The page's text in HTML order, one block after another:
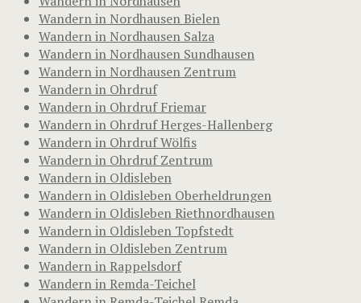
Wandern in Nordhausen Bielen
Wandern in Nordhausen Salza
Wandern in Nordhausen Sundhausen
Wandern in Nordhausen Zentrum
Wandern in Ohrdruf
Wandern in Ohrdruf Friemar
Wandern in Ohrdruf Herges-Hallenberg
Wandern in Ohrdruf Wölfis
Wandern in Ohrdruf Zentrum
Wandern in Oldisleben
Wandern in Oldisleben Oberheldrungen
Wandern in Oldisleben Riethnordhausen
Wandern in Oldisleben Topfstedt
Wandern in Oldisleben Zentrum
Wandern in Rappelsdorf
Wandern in Remda-Teichel